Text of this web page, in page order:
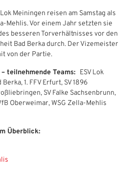
Meiningen reisen am Samstag als
Vor einem Jahr setzten sie
besseren Torverhältnisses vor den
Bad Berka durch. Der Vizemeister
von der Partie.
– teilnehmende Teams: ESV Lok
1. FFV Erfurt, SV 1896
SV Falke Sachsenbrunn,
Oberweimar, WSG Zella‑Mehlis
Überblick: